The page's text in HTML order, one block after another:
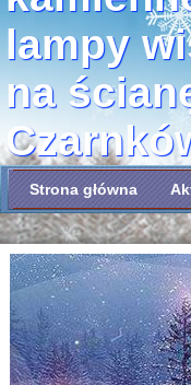
lampy
na
Strona główna